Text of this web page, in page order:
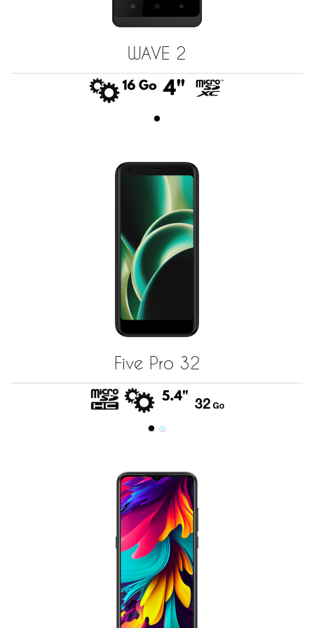
WAVE 2
Five Pro 32